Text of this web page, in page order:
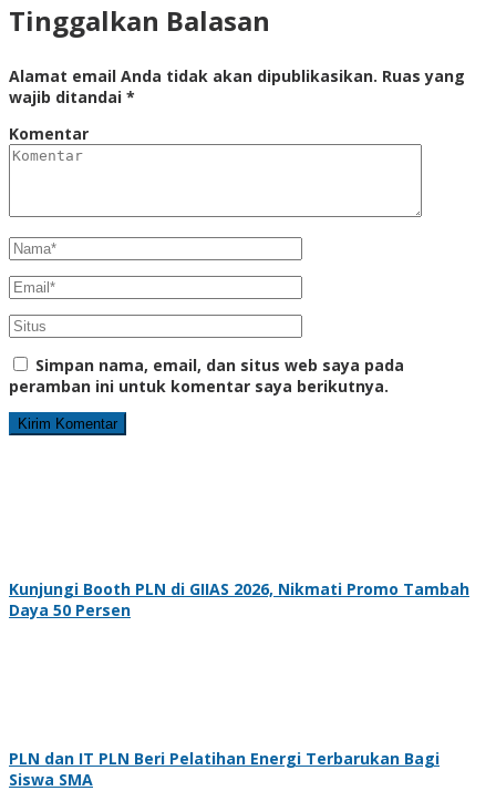
Tinggalkan Balasan
Alamat email Anda tidak akan dipublikasikan. Ruas yang
wajib ditandai *
Komentar
Simpan nama, email, dan situs web saya pada
peramban ini untuk komentar saya berikutnya.
Kunjungi Booth PLN di GIIAS 2026, Nikmati Promo Tambah
Daya 50 Persen
PLN dan IT PLN Beri Pelatihan Energi Terbarukan Bagi
Siswa SMA